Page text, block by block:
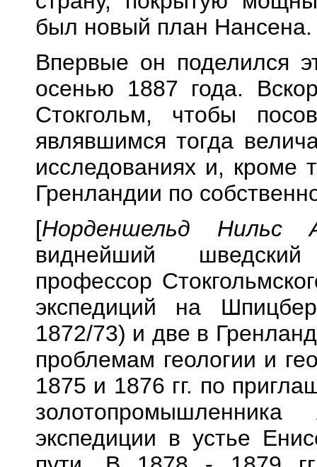
был новый план Нансена.
Впервые он поделился
осенью 1887 года.
Стокгольм, чтобы
являвшимся тогда
исследованиях и, кроме
Гренландии по
[Норденшельд
виднейший
профессор
экспедиций на
1872/73) и две в
проблемам геологии и
1875 и 1876 гг. по
экспедиции в устье